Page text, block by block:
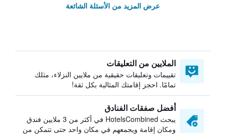
عرض المزيد من الأسئلة الشائعة
الملايين من التعليقات
تقييمات وتعليقات حقيقية من ملايين النزلاء، مثلك
تمامًا. احجز إقامتك المثالية بكل ثقة!
أفضل صفقات الفنادق
يبحث HotelsCombined في أكثر من 3 ملايين فندق
ومكان إقامة ويجمعهم في مكان واحد حتى تتمكن من